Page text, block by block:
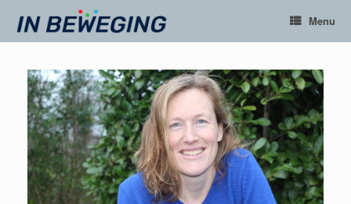
naar
Menu